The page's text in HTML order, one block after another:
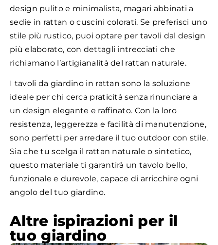
design pulito e minimalista, magari abbinati a
sedie in rattan o cuscini colorati. Se preferisci uno
stile più rustico, puoi optare per tavoli dal design
più elaborato, con dettagli intrecciati che
richiamano l’artigianalità del rattan naturale.
I tavoli da giardino in rattan sono la soluzione
ideale per chi cerca praticità senza rinunciare a
un design elegante e raffinato. Con la loro
resistenza, leggerezza e facilità di manutenzione,
sono perfetti per arredare il tuo outdoor con stile.
Sia che tu scelga il rattan naturale o sintetico,
questo materiale ti garantirà un tavolo bello,
funzionale e durevole, capace di arricchire ogni
angolo del tuo giardino.
Altre ispirazioni per il
tuo giardino